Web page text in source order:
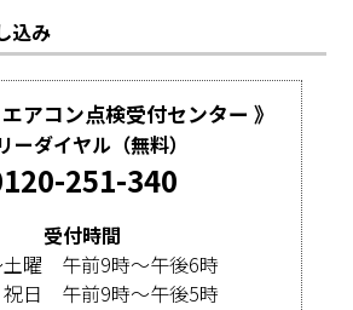
込み
アコン点検受付センター 》
ーダイヤル（無料）
251-340
受付時間
土曜 午前9時～午後6時
祝日 午前9時～午後5時